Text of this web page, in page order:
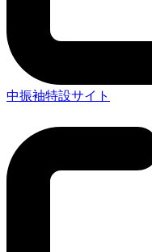
中振袖特設サイト